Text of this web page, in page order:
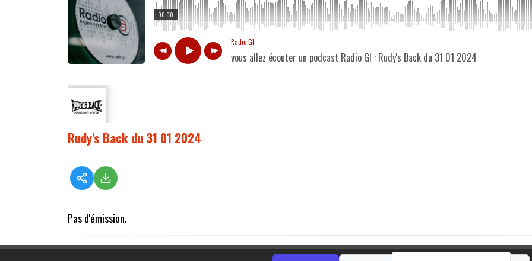
00:00
Radio G!
vous allez écouter un podcast Radio G! : Rudy's Back du 31 01 2024
Rudy's Back du 31 01 2024
Pas d'émission.